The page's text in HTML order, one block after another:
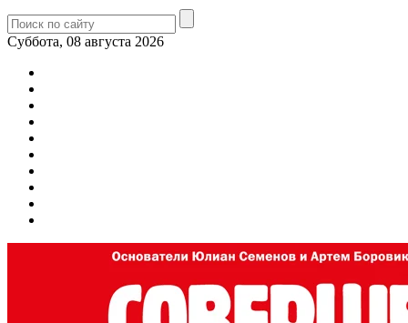
Суббота, 08 августа 2026